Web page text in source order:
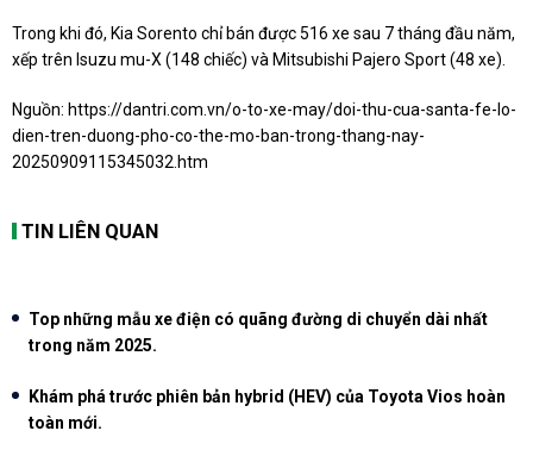
Trong khi đó, Kia Sorento chỉ bán được 516 xe sau 7 tháng đầu năm,
xếp trên Isuzu mu-X (148 chiếc) và Mitsubishi Pajero Sport (48 xe).
Nguồn: https://dantri.com.vn/o-to-xe-may/doi-thu-cua-santa-fe-lo-
dien-tren-duong-pho-co-the-mo-ban-trong-thang-nay-
20250909115345032.htm
TIN LIÊN QUAN
Top những mẫu xe điện có quãng đường di chuyển dài nhất
trong năm 2025.
Khám phá trước phiên bản hybrid (HEV) của Toyota Vios hoàn
toàn mới.